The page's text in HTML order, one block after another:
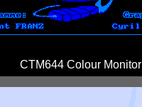
CTM644 Colour Monitor